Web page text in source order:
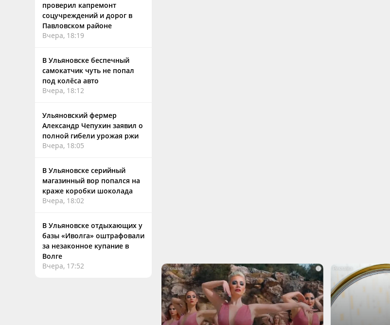
проверил капремонт
соцучреждений и дорог в
Павловском районе
Вчера, 18:19
В Ульяновске беспечный
самокатчик чуть не попал
под колёса авто
Вчера, 18:12
Ульяновский фермер
Александр Чепухин заявил о
полной гибели урожая ржи
Вчера, 18:05
В Ульяновске серийный
магазинный вор попался на
краже коробки шоколада
Вчера, 18:02
В Ульяновске отдыхающих у
базы «Иволга» оштрафовали
за незаконное купание в
Волге
Вчера, 17:52
i